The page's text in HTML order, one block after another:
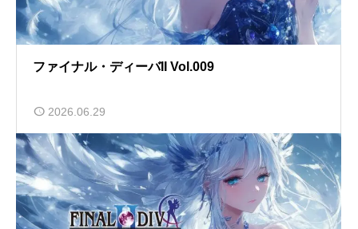
ファイナル・ディーバII Vol.009
2026.06.29